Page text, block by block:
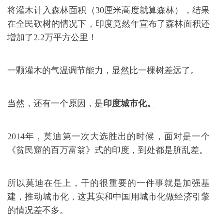
将灌木计入森林面积（30厘米高度就算森林），结果
在全民砍树的情况下，印度竟然年宣布了森林面积还
增加了2.2万平方公里！
一颗灌木的气温调节能力，显然比一棵树差远了。
当然，还有一个原因，是印度城市化。
2014年，莫迪第一次大选胜出的时候，面对是一个
《贫民窟的百万富翁》式的印度，到处都是脏乱差。
所以莫迪在任上，干的很重要的一件事就是加强基
建，推动城市化，这其实和中国用城市化做经济引擎
的情况差不多。